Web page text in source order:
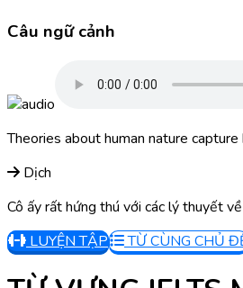
Câu ngữ cảnh
Theories about human nature
Dịch
Cô ấy rất hứng thú với các lý thuyết
LUYỆN TẬP
TỪ CÙNG CHỦ